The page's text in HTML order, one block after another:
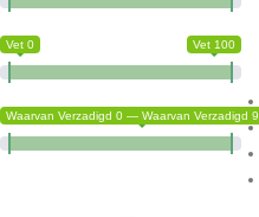
Vet 0 Vet 100
Waarvan Verzadigd 0 — Waarvan Verzadigd